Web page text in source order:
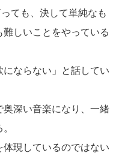
ても、決して単純なも
しいことをやっている
ならない」と話してい
深い音楽になり、一緒
現しているのではない